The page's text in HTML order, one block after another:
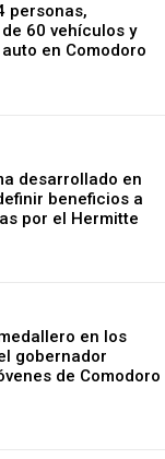
personas,
60 vehículos y
en Comodoro
desarrollado en
beneficios a
por el Hermitte
en los
gobernador
de Comodoro